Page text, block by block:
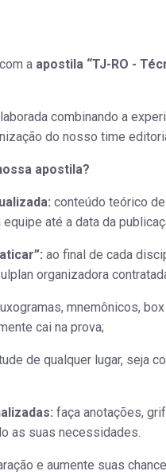
a apostila “TJ-RO -
combinando a
do nosso time
apostila?
conteúdo teórico
até a data da
ao final de cada
organizadora
mnemônicos,
cai na prova;
de qualquer lugar, seja
faça anotações,
as suas necessidades.
e aumente suas